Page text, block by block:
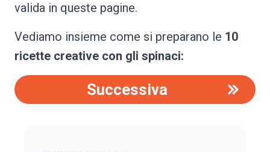
valida in queste pagine.
Vediamo insieme come si preparano le 10
ricette creative con gli spinaci:
Successiva